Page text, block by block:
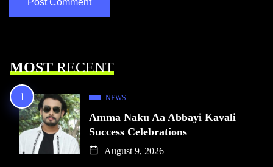
MOSTRECENT
NEWS
Amma Naku Aa Abbayi Kavali
Success Celebrations
August 9, 2026